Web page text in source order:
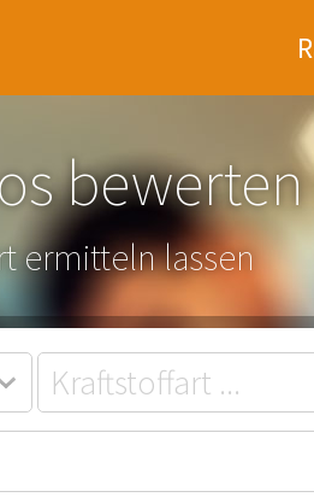
bewerten
ermitteln lassen